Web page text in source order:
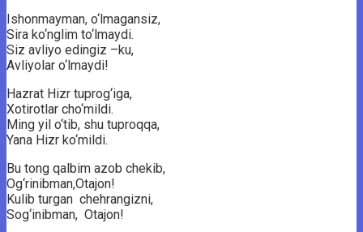
Ishonmayman, o‘lmagansiz,
Sira ko‘nglim to‘lmaydi.
Siz avliyo edingiz –ku,
Avliyolar o‘lmaydi!
Hazrat Hizr tuprog‘iga,
Xotirotlar cho‘mildi.
Ming yil o‘tib, shu tuproqqa,
Yana Hizr ko‘mildi.
Bu tong qalbim azob chekib,
Og‘rinibman,Otajon!
Kulib turgan chehrangizni,
Sog‘inibman, Otajon!